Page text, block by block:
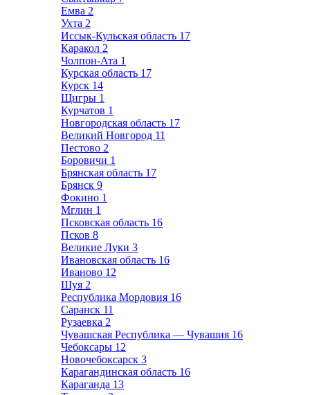
Емва 2
Ухта 2
Иссык-Кульская область 17
Каракол 2
Чолпон-Ата 1
Курская область 17
Курск 14
Щигры 1
Курчатов 1
Новгородская область 17
Великий Новгород 11
Пестово 2
Боровичи 1
Брянская область 17
Брянск 9
Фокино 1
Мглин 1
Псковская область 16
Псков 8
Великие Луки 3
Ивановская область 16
Иваново 12
Шуя 2
Республика Мордовия 16
Саранск 11
Рузаевка 2
Чувашская Республика — Чувашия 16
Чебоксары 12
Новочебоксарск 3
Карагандинская область 16
Караганда 13